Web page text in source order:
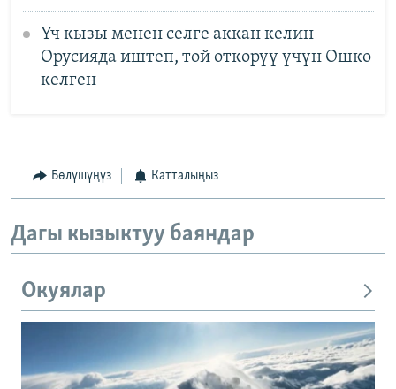
Үч кызы менен селге аккан келин
Орусияда иштеп, той өткөрүү үчүн Ошко
келген
Бөлүшүңүз Катталыңыз
Дагы кызыктуу баяндар
Окуялар